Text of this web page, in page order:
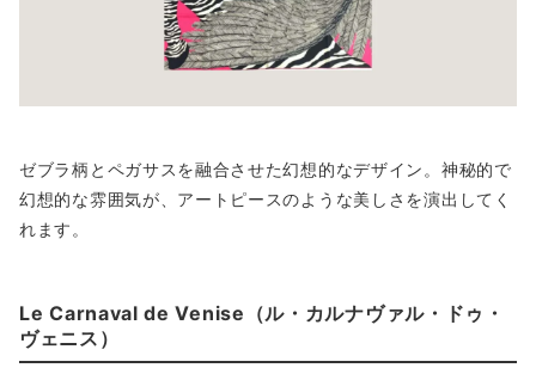
ゼブラ柄とペガサスを融合させた幻想的なデザイン。神秘的で
幻想的な雰囲気が、アートピースのような美しさを演出してく
れます。
Le Carnaval de Venise（ル・カルナヴァル・ドゥ・
ヴェニス）